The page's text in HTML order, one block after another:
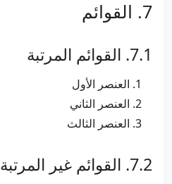
القوائم
القوائم المرتبة
العنصر اﻷول
العنصر الثاني
العنصر الثالث
القوائم غير المرتبة